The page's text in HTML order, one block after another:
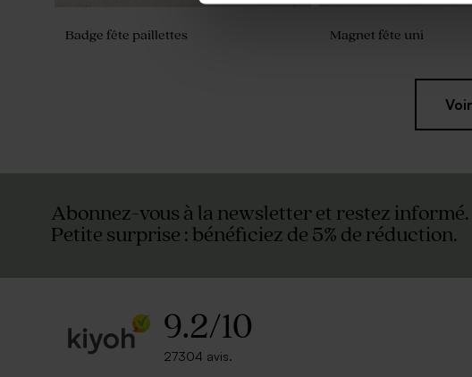
Badge fête paillettes Magnet fête uni
Abonnez-vous à la newsletter et restez informé.
Petite surprise : bénéficiez de 5% de réduction.
9.2/10
27304 avis.